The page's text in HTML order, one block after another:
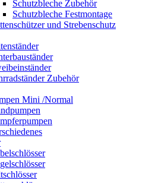
Schutzbleche Zubehör
Schutzbleche Festmontage
und Strebenschutz
Zubehör
Mini /Normal